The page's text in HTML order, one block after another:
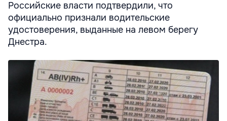
Российские власти подтвердили, что
официально признали водительские
удостоверения, выданные на левом берегу
Днестра.